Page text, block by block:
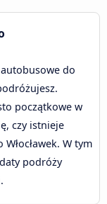
do
początkowe w
czy istnieje
W tym
podróży